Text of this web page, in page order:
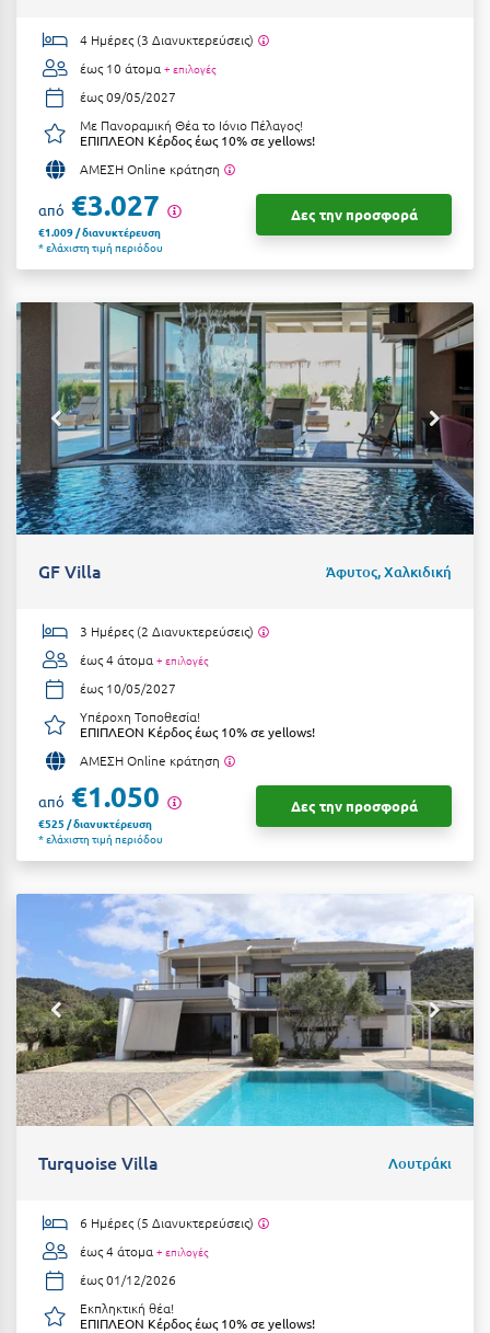
4 Ημέρες (3 Διανυκτερεύσεις)
έως 10 άτομα + επιλογές
έως 09/05/2027
Με Πανοραμική Θέα το Ιόνιο Πέλαγος!
ΕΠΙΠΛΕΟΝ Κέρδος έως 10% σε yellows!
ΑΜΕΣΗ Online κράτηση
από €3.027
€1.009 / διανυκτέρευση
* ελάχιστη τιμή περιόδου
Δες την προσφορά
GF Villa Άφυτος, Χαλκιδική
3 Ημέρες (2 Διανυκτερεύσεις)
έως 4 άτομα + επιλογές
έως 10/05/2027
Υπέροχη Τοποθεσία!
ΕΠΙΠΛΕΟΝ Κέρδος έως 10% σε yellows!
ΑΜΕΣΗ Online κράτηση
από €1.050
€525 / διανυκτέρευση
* ελάχιστη τιμή περιόδου
Δες την προσφορά
Turquoise Villa Λουτράκι
6 Ημέρες (5 Διανυκτερεύσεις)
έως 4 άτομα + επιλογές
έως 01/12/2026
Εκπληκτική θέα!
ΕΠΙΠΛΕΟΝ Κέρδος έως 10% σε yellows!